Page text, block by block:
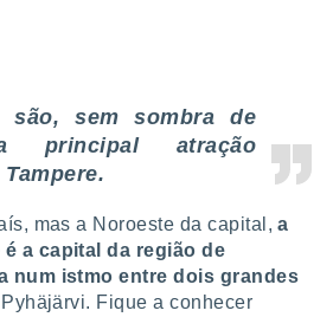
são, sem sombra de
principal atração
mas a Noroeste da capital,a
a capital da região de
num istmo entre dois grandes
Fique a conhecer